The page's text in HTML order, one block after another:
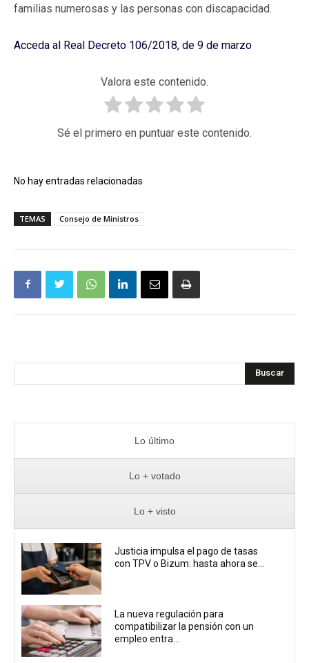
familias numerosas y las personas con discapacidad.
Acceda al Real Decreto 106/2018, de 9 de marzo
Valora este contenido.
Sé el primero en puntuar este contenido.
No hay entradas relacionadas
TEMAS Consejo de Ministros
Buscar
Lo último
Lo + votado
Lo + visto
Justicia impulsa el pago de tasas
con TPV o Bizum: hasta ahora se...
La nueva regulación para
compatibilizar la pensión con un
empleo entra...